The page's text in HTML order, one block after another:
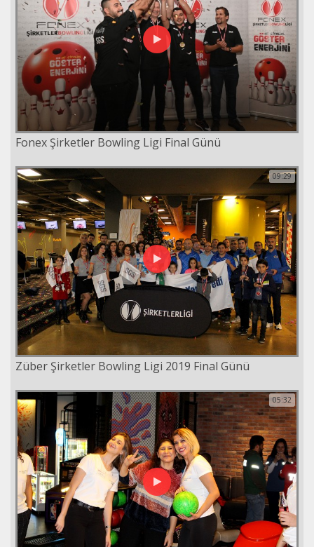
Fonex Şirketler Bowling Ligi Final Günü
Züber Şirketler Bowling Ligi 2019 Final Günü
09:29
05:32